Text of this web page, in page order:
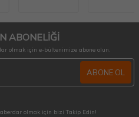
ABONELİĞİ
olmak için e-bültenimize abone olun.
ABONE OL
olmak için bizi Takip Edin!